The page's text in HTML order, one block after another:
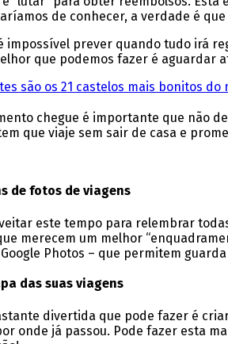
de conhecer, a verdade é
impossível prever quando tudo irá
que podemos fazer é aguardar
são os 21 castelos mais bonitos
chegue é importante que não
que viaje sem sair de casa e
de fotos de viagens
este tempo para relembrar
merecem um melhor
Photos – que permitem
das suas viagens
divertida que pode fazer é
onde já passou. Pode fazer esta